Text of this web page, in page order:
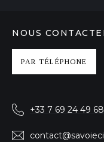
NOUS
PAR TÉLÉPHONE
+33 7 69 24 49 68